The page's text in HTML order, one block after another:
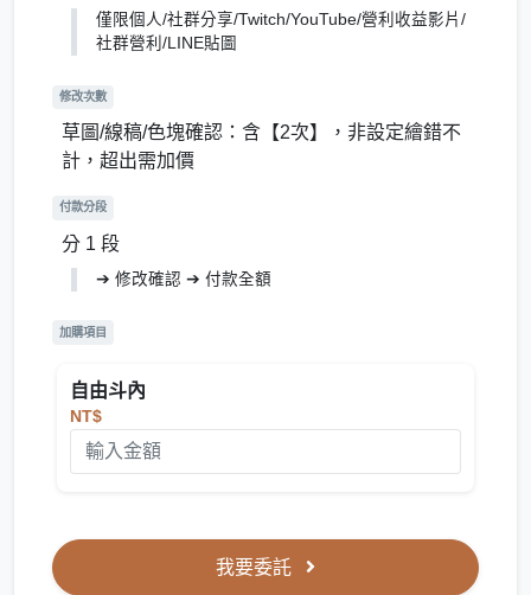
僅限個人/社群分享/Twitch/YouTube/營利收益影片/
社群營利/LINE貼圖
修改次數
草圖/線稿/色塊確認：含【2次】，非設定繪錯不
計，超出需加價
付款分段
分 1 段
➔ 修改確認 ➔ 付款全額
加購項目
自由斗內
NT$
我要委託